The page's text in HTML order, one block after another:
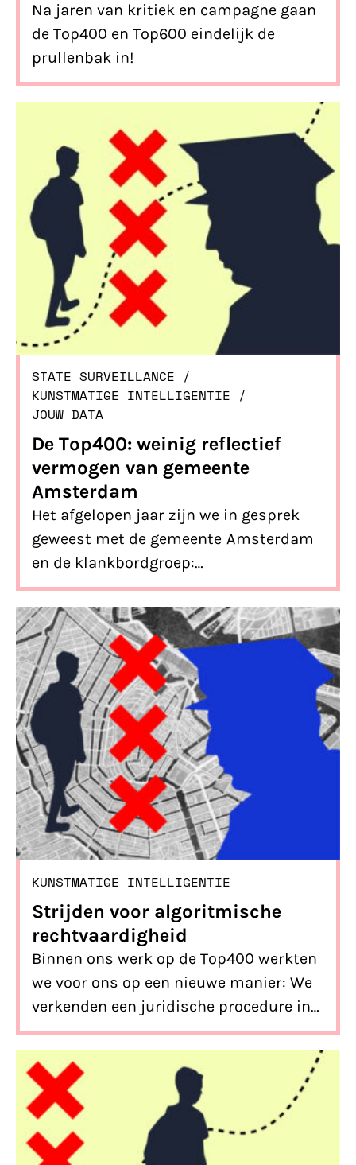
Na jaren van kritiek en campagne gaan
de Top400 en Top600 eindelijk de
prullenbak in!
STATE SURVEILLANCE /
KUNSTMATIGE INTELLIGENTIE /
JOUW DATA
De Top400: weinig reflectief
vermogen van gemeente
Amsterdam
Het afgelopen jaar zijn we in gesprek
geweest met de gemeente Amsterdam
en de klankbordgroep:
vertegenwoordigers van de
gemeenschappen die geraakt zijn en
worden door de Top400-aanpak. In dit
artikel nemen we je mee in de
ontwikkelingen sinds we de gemeente
Amsterdam opriepen te stoppen met
het schenden van de rechten van
kinderen en jongvolwassenen die in de
aanpak zijn opgenomen.
KUNSTMATIGE INTELLIGENTIE
Strijden voor algoritmische
rechtvaardigheid
Binnen ons werk op de Top400 werkten
we voor ons op een nieuwe manier: We
verkenden een juridische procedure in
nauwe samenwerking met de getroffen
gemeenschap. Hier lees je onze geleerde
lessen in deze werkwijze.